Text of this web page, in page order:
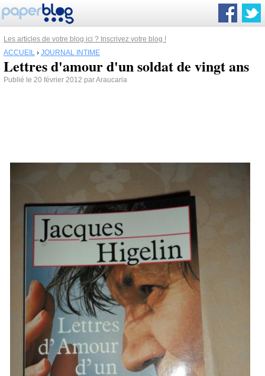
Les articles de votre blog ici ? Inscrivez votre blog !
ACCUEIL › JOURNAL INTIME
Lettres d'amour d'un soldat de vingt ans
Publié le 20 février 2012 par Araucaria